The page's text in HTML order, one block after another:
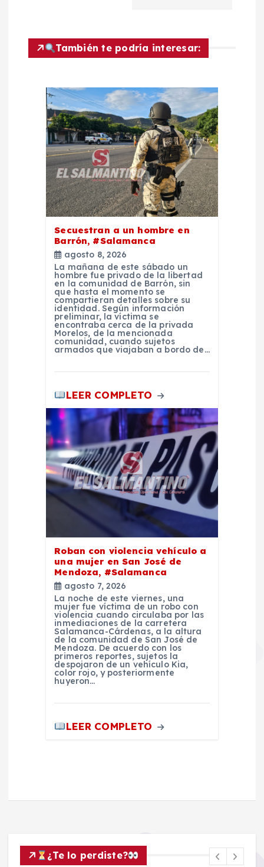
c
También te podría interesar:
Secuestran a un hombre en
Barrón, #Salamanca
agosto 8, 2026
La mañana de este sábado un
hombre fue privado de la libertad
en la comunidad de Barrón, sin
que hasta el momento se
compartieran detalles sobre su
identidad. Según información
preliminar, la víctima se
encontraba cerca de la privada
Morelos, de la mencionada
comunidad, cuando sujetos
armados que viajaban a bordo de…
LEER COMPLETO
Roban con violencia vehículo a
una mujer en San José de
Mendoza, #Salamanca
agosto 7, 2026
La noche de este viernes, una
mujer fue víctima de un robo con
violencia cuando circulaba por las
inmediaciones de la carretera
Salamanca-Cárdenas, a la altura
de la comunidad de San José de
Mendoza. De acuerdo con los
primeros reportes, sujetos la
despojaron de un vehículo Kia,
color rojo, y posteriormente
huyeron…
LEER COMPLETO
¿Te lo perdiste?